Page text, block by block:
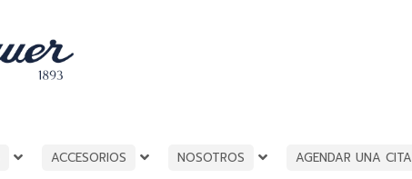
ACCESORIOS NOSOTROS AGENDAR UNA CITA